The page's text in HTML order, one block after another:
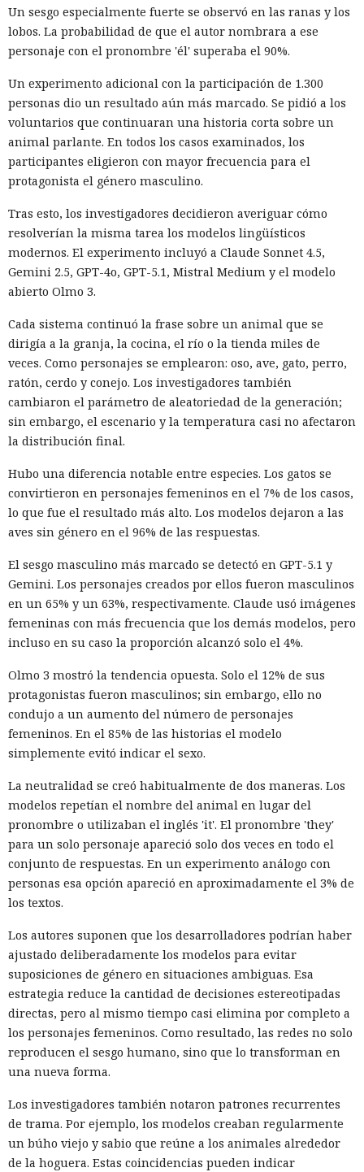
Un sesgo especialmente fuerte se observó en las ranas y los
lobos. La probabilidad de que el autor nombrara a ese
personaje con el pronombre 'él' superaba el 90%.
Un experimento adicional con la participación de 1.300
personas dio un resultado aún más marcado. Se pidió a los
voluntarios que continuaran una historia corta sobre un
animal parlante. En todos los casos examinados, los
participantes eligieron con mayor frecuencia para el
protagonista el género masculino.
Tras esto, los investigadores decidieron averiguar cómo
resolverían la misma tarea los modelos lingüísticos
modernos. El experimento incluyó a Claude Sonnet 4.5,
Gemini 2.5, GPT-4o, GPT-5.1, Mistral Medium y el modelo
abierto Olmo 3.
Cada sistema continuó la frase sobre un animal que se
dirigía a la granja, la cocina, el río o la tienda miles de
veces. Como personajes se emplearon: oso, ave, gato, perro,
ratón, cerdo y conejo. Los investigadores también
cambiaron el parámetro de aleatoriedad de la generación;
sin embargo, el escenario y la temperatura casi no afectaron
la distribución final.
Hubo una diferencia notable entre especies. Los gatos se
convirtieron en personajes femeninos en el 7% de los casos,
lo que fue el resultado más alto. Los modelos dejaron a las
aves sin género en el 96% de las respuestas.
El sesgo masculino más marcado se detectó en GPT-5.1 y
Gemini. Los personajes creados por ellos fueron masculinos
en un 65% y un 63%, respectivamente. Claude usó imágenes
femeninas con más frecuencia que los demás modelos, pero
incluso en su caso la proporción alcanzó solo el 4%.
Olmo 3 mostró la tendencia opuesta. Solo el 12% de sus
protagonistas fueron masculinos; sin embargo, ello no
condujo a un aumento del número de personajes
femeninos. En el 85% de las historias el modelo
simplemente evitó indicar el sexo.
La neutralidad se creó habitualmente de dos maneras. Los
modelos repetían el nombre del animal en lugar del
pronombre o utilizaban el inglés 'it'. El pronombre 'they'
para un solo personaje apareció solo dos veces en todo el
conjunto de respuestas. En un experimento análogo con
personas esa opción apareció en aproximadamente el 3% de
los textos.
Los autores suponen que los desarrolladores podrían haber
ajustado deliberadamente los modelos para evitar
suposiciones de género en situaciones ambiguas. Esa
estrategia reduce la cantidad de decisiones estereotipadas
directas, pero al mismo tiempo casi elimina por completo a
los personajes femeninos. Como resultado, las redes no solo
reproducen el sesgo humano, sino que lo transforman en
una nueva forma.
Los investigadores también notaron patrones recurrentes
de trama. Por ejemplo, los modelos creaban regularmente
un búho viejo y sabio que reúne a los animales alrededor
de la hoguera. Estas coincidencias pueden indicar